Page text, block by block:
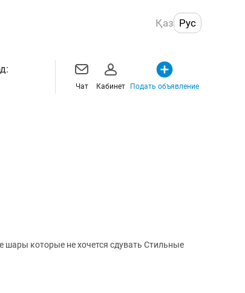
Қаз Рус
Чат Кабинет Подать объявление
не хочется сдувать Стильные